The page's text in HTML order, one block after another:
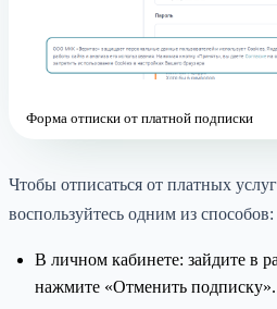
Форма отписки от платной подписки
Чтобы отписаться от платных
воспользуйтесь одним из способов:
В личном кабинете: зайдите в
нажмите «Отменить подписку».